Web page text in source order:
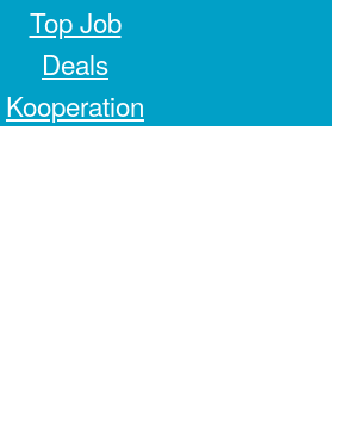
Top Job
Deals
Kooperation